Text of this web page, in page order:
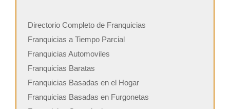
Directorio Completo de Franquicias
Franquicias a Tiempo Parcial
Franquicias Automoviles
Franquicias Baratas
Franquicias Basadas en el Hogar
Franquicias Basadas en Furgonetas